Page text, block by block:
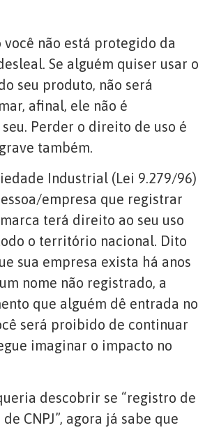
você não está protegido da
Se alguém quiser usar o
seu produto, não será
afinal, ele não é
Perder o direito de uso é
também.
Industrial (Lei 9.279/96)
empresa que registrar
terá direito ao seu uso
o território nacional. Dito
sua empresa exista há anos
nome não registrado, a
que alguém dê entrada no
será proibido de continuar
imaginar o impacto no
descobrir se “registro de
CNPJ”, agora já sabe que